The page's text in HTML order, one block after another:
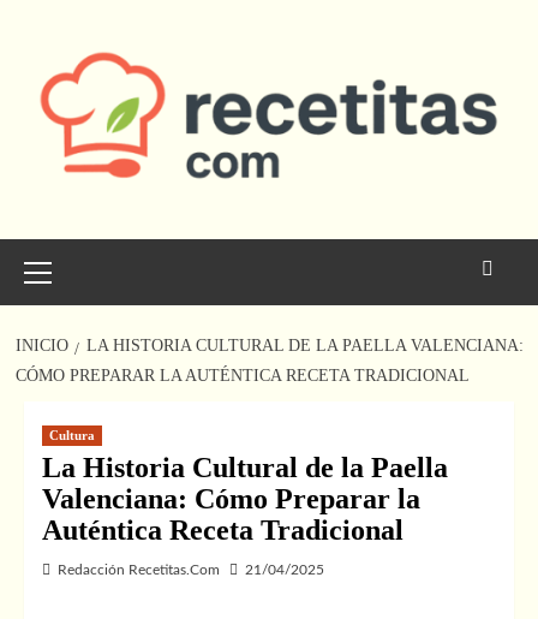
contenido
principal
INICIO
LA HISTORIA CULTURAL DE LA PAELLA VALENCIANA:
CÓMO PREPARAR LA AUTÉNTICA RECETA TRADICIONAL
Cultura
La Historia Cultural de la Paella
Valenciana: Cómo Preparar la
Auténtica Receta Tradicional
Redacción Recetitas.Com 21/04/2025